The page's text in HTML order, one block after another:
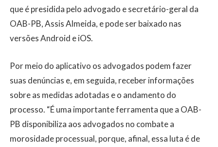
que é presidida pelo advogado e secretário-geral da
OAB-PB, Assis Almeida, e pode ser baixado nas
versões Android e iOS.
Por meio do aplicativo os advogados podem fazer
suas denúncias e, em seguida, receber informações
sobre as medidas adotadas e o andamento do
processo. “É uma importante ferramenta que a OAB-
PB disponibiliza aos advogados no combate a
morosidade processual, porque, afinal, essa luta é de